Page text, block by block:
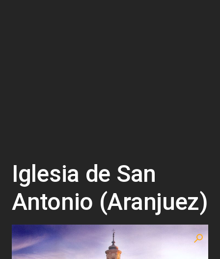
Iglesia de San
Antonio (Aranjuez)